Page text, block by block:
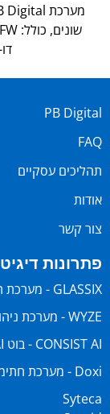
PB Digital
FAQ
תהליכים עסקיים
אודות
צור קשר
פתרונות
GLASSIX - מערכת תקשורת אומניצ'אנל לשירות ומכירות
WYZE - מערכת ניהול ידע ארגוני חכמה
CONSIST AI - בוט AI חכם לשירות ומכירות
Doxi - מערכת חתימות דיגיטליות
Syteca